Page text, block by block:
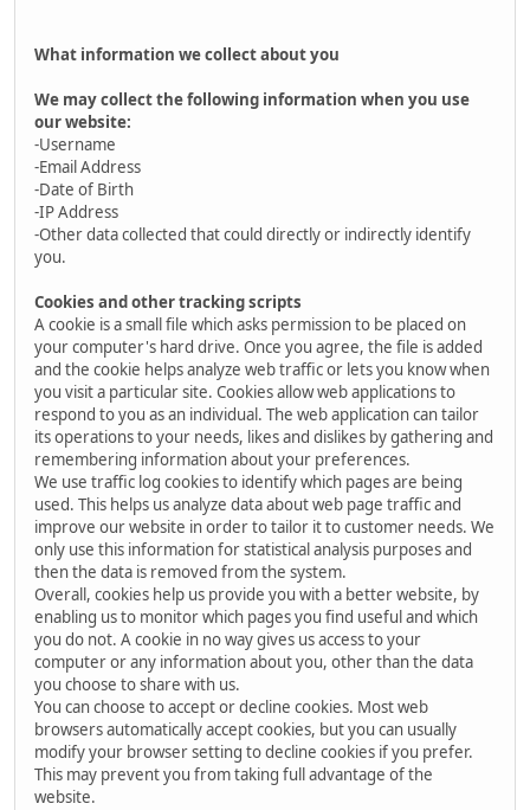
What information we collect about you
We may collect the following information when you use
our website:
-Username
-Email Address
-Date of Birth
-IP Address
-Other data collected that could directly or indirectly identify
you.
Cookies and other tracking scripts
A cookie is a small file which asks permission to be placed on
your computer's hard drive. Once you agree, the file is added
and the cookie helps analyze web traffic or lets you know when
you visit a particular site. Cookies allow web applications to
respond to you as an individual. The web application can tailor
its operations to your needs, likes and dislikes by gathering and
remembering information about your preferences.
We use traffic log cookies to identify which pages are being
used. This helps us analyze data about web page traffic and
improve our website in order to tailor it to customer needs. We
only use this information for statistical analysis purposes and
then the data is removed from the system.
Overall, cookies help us provide you with a better website, by
enabling us to monitor which pages you find useful and which
you do not. A cookie in no way gives us access to your
computer or any information about you, other than the data
you choose to share with us.
You can choose to accept or decline cookies. Most web
browsers automatically accept cookies, but you can usually
modify your browser setting to decline cookies if you prefer.
This may prevent you from taking full advantage of the
website.